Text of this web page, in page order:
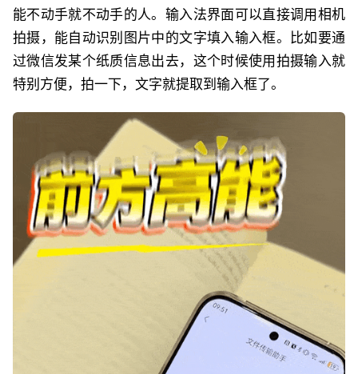
能不动手就不动手的人。输入法界面可以直接调用相机
拍摄，能自动识别图片中的文字填入输入框。比如要通
过微信发某个纸质信息出去，这个时候使用拍摄输入就
特别方便，拍一下，文字就提取到输入框了。